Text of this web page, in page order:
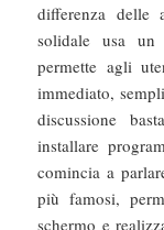
differenza delle
solidale usa
permette agli
immediato,
discussione
installare
comincia a
più famosi,
schermo e